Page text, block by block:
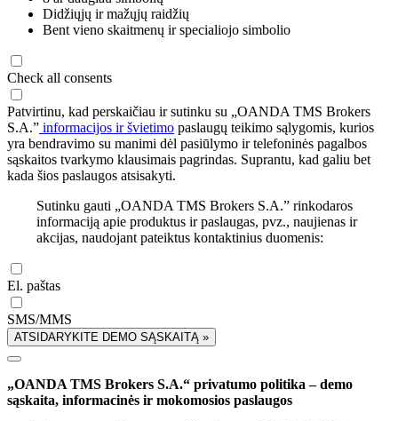
Didžiųjų ir mažųjų raidžių
Bent vieno skaitmenų ir specialiojo simbolio
Check all consents
Patvirtinu, kad perskaičiau ir sutinku su „OANDA TMS Brokers
S.A.” informacijos ir švietimo paslaugų teikimo sąlygomis, kurios
yra bendravimo su manimi dėl pasiūlymo ir telefoninės pagalbos
sąskaitos tvarkymo klausimais pagrindas. Suprantu, kad galiu bet
kada šios paslaugos atsisakyti.
Sutinku gauti „OANDA TMS Brokers S.A.” rinkodaros
informaciją apie produktus ir paslaugas, pvz., naujienas ir
akcijas, naudojant pateiktus kontaktinius duomenis:
El. paštas
SMS/MMS
ATSIDARYKITE DEMO SĄSKAITĄ »
„OANDA TMS Brokers S.A.“ privatumo politika – demo
sąskaita, informacinės ir mokomosios paslaugos